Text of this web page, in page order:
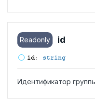
Readonly id
id: string
Идентификатор